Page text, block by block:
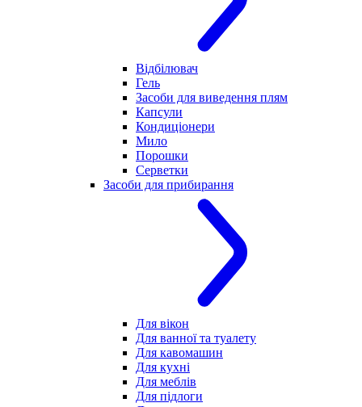
Відбілювач
Гель
Засоби для виведення плям
Капсули
Кондиціонери
Мило
Порошки
Серветки
Засоби для прибирання
Для вікон
Для ванної та туалету
Для кавомашин
Для кухні
Для меблів
Для підлоги